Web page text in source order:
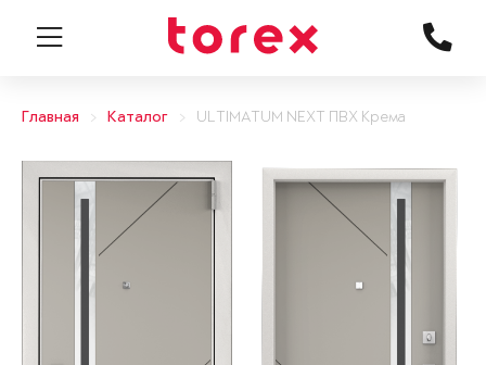
Главная Каталог ULTIMATUM NEXT ПВХ Крема